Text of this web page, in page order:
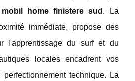
home finistere sud . La
immédiate, propose des
l'apprentissage du surf et du
locales encadrent vos
technique. La